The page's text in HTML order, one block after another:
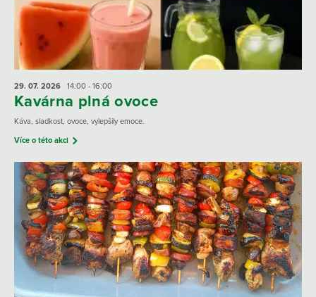
29. 07. 2026 14:00 - 16:00
Kavárna plná ovoce
Káva, sladkost, ovoce, vylepšily emoce.
Více o této akci